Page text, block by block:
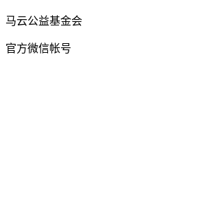
马云公益基金会
官方微信帐号